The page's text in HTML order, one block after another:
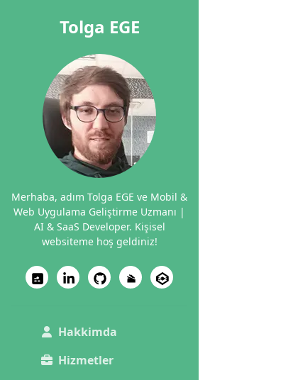
Tolga EGE
Merhaba, adım Tolga EGE ve Mobil &
Web Uygulama Geliştirme Uzmanı |
AI & SaaS Developer. Kişisel
websiteme hoş geldiniz!
Hakkimda
Hizmetler